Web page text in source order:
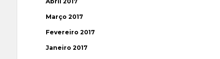
Março 2017
Fevereiro 2017
Janeiro 2017